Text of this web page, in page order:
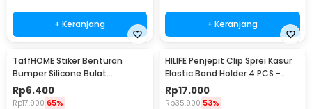
+ Keranjang + Keranjang
TaffHOME Stiker Benturan
Bumper Silicone Bulat
Hemispherical 100 PCS - FZL10
Rp6.400
Rp17.900 65%
HILIFE Penjepit Clip Sprei Kasur
Elastic Band Holder 4 PCS -
200TC
Rp17.000
Rp35.900 53%